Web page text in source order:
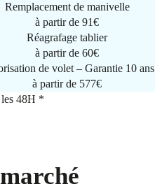
Remplacement de manivelle
à partir de91€
Réagrafage tablier
à partir de60€
de volet – Garantie 10 ans
à partir de 577€
48H *